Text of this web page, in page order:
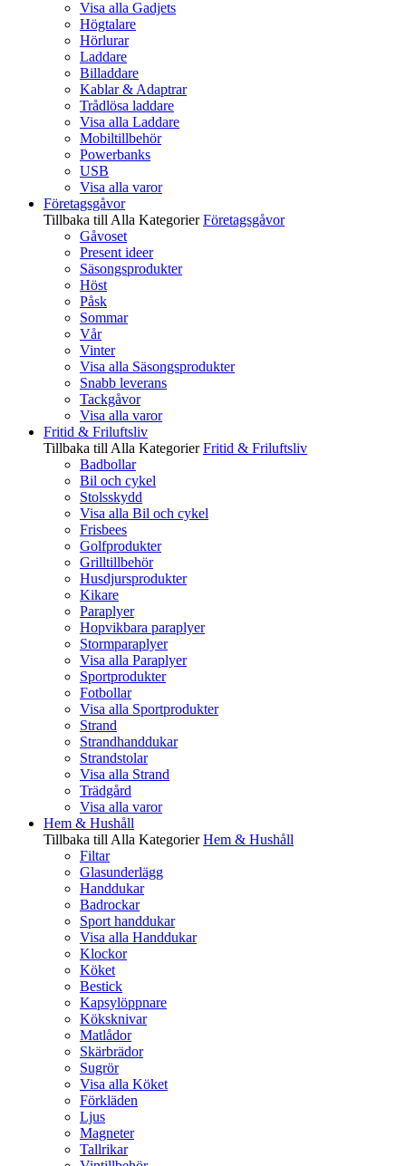
Visa alla Gadjets
Högtalare
Hörlurar
Laddare
Billaddare
Kablar & Adaptrar
Trådlösa laddare
Visa alla Laddare
Mobiltillbehör
Powerbanks
USB
Visa alla varor
Företagsgåvor
Tillbaka till Alla Kategorier Företagsgåvor
Gåvoset
Present ideer
Säsongsprodukter
Höst
Påsk
Sommar
Vår
Vinter
Visa alla Säsongsprodukter
Snabb leverans
Tackgåvor
Visa alla varor
Fritid & Friluftsliv
Tillbaka till Alla Kategorier Fritid & Friluftsliv
Badbollar
Bil och cykel
Stolsskydd
Visa alla Bil och cykel
Frisbees
Golfprodukter
Grilltillbehör
Husdjursprodukter
Kikare
Paraplyer
Hopvikbara paraplyer
Stormparaplyer
Visa alla Paraplyer
Sportprodukter
Fotbollar
Visa alla Sportprodukter
Strand
Strandhanddukar
Strandstolar
Visa alla Strand
Trädgård
Visa alla varor
Hem & Hushåll
Tillbaka till Alla Kategorier Hem & Hushåll
Filtar
Glasunderlägg
Handdukar
Badrockar
Sport handdukar
Visa alla Handdukar
Klockor
Köket
Bestick
Kapsylöppnare
Köksknivar
Matlådor
Skärbrädor
Sugrör
Visa alla Köket
Förkläden
Ljus
Magneter
Tallrikar